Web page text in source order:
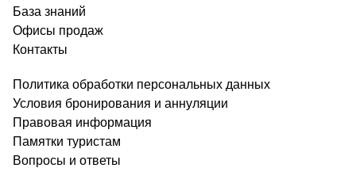
База знаний
Офисы продаж
Контакты
Политика обработки персональных данных
Условия бронирования и аннуляции
Правовая информация
Памятки туристам
Вопросы и ответы